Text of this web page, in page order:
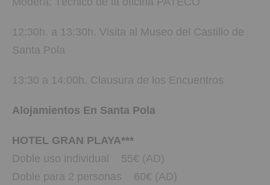
12:30h. a 13:30h. Visita al Museo del Castillo de
Santa Pola
13:30 a 14:00h. Clausura de los Encuentros
Alojamientos En Santa Pola
HOTEL GRAN PLAYA***
Doble uso individual 55€ (AD)
Doble para 2 personas 60€ (AD)